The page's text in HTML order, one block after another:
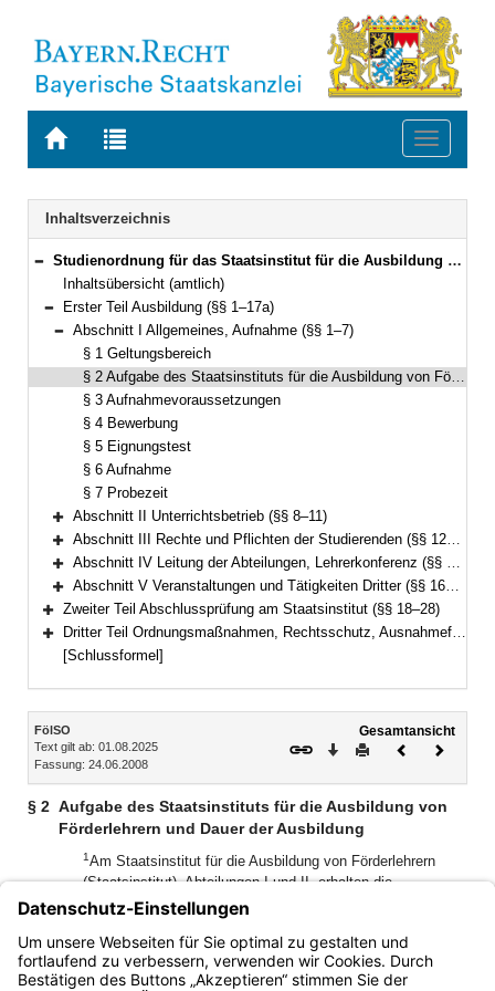
Zur
BAYERN.RECHT
Zur
letzten
Suche
Toggle
Navigation
Inhaltsverzeichnis
Bereich reduzieren
Studienordnung für das Staatsinstitut für die Ausbildung von Förderlehrern (Förderlehrerstudienordnung – FölSO) Vom 24. Juni 2008 (GVBl. S. 399) (KWMBl. I S. 183) BayRS 2038-3-4-9-1-K (§§ 1–32)
Inhaltsübersicht (amtlich)
Bereich reduzieren
Erster Teil Ausbildung (§§ 1–17a)
Bereich reduzieren
Abschnitt I Allgemeines, Aufnahme (§§ 1–7)
§ 1 Geltungsbereich
§ 2 Aufgabe des Staatsinstituts für die Ausbildung von Förderlehrern und Dauer der Ausbildung
§ 3 Aufnahmevoraussetzungen
§ 4 Bewerbung
§ 5 Eignungstest
§ 6 Aufnahme
§ 7 Probezeit
Bereich erweitern
Abschnitt II Unterrichtsbetrieb (§§ 8–11)
Bereich erweitern
Abschnitt III Rechte und Pflichten der Studierenden (§§ 12–13)
Bereich erweitern
Abschnitt IV Leitung der Abteilungen, Lehrerkonferenz (§§ 14–15)
Bereich erweitern
Abschnitt V Veranstaltungen und Tätigkeiten Dritter (§§ 16–17a)
Bereich erweitern
Zweiter Teil Abschlussprüfung am Staatsinstitut (§§ 18–28)
Bereich erweitern
Dritter Teil Ordnungsmaßnahmen, Rechtsschutz, Ausnahmefälle, Schlussbestimmungen (§§ 29–32)
[Schlussformel]
Inhalt
FölSO
Text gilt ab: 01.08.2025
Fassung: 24.06.2008
Gesamtansicht
Download
DruckenVorheriges
§ 2 Aufgabe des Staatsinstituts für die Ausbildung von
Förderlehrern und Dauer der Ausbildung
1Am Staatsinstitut für die Ausbildung von Förderlehrern
(Staatsinstitut), Abteilungen I und II, erhalten die
Studierenden die fachliche und pädagogisch-didaktische
2
Die pädagogisch-didaktische Ausbildung
umfasst eine Einführung in die Schulpraxis.3Die Ausbildung
dauert drei Ausbildungsjahre.